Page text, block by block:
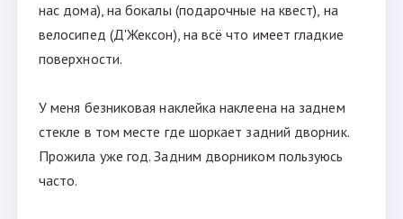
нас дома), на бокалы (подарочные на квест), на
велосипед (Д'Жексон), на всё что имеет гладкие
поверхности.
У меня безниковая наклейка наклеена на заднем
стекле в том месте где шоркает задний дворник.
Прожила уже год. Задним дворником пользуюсь
часто.